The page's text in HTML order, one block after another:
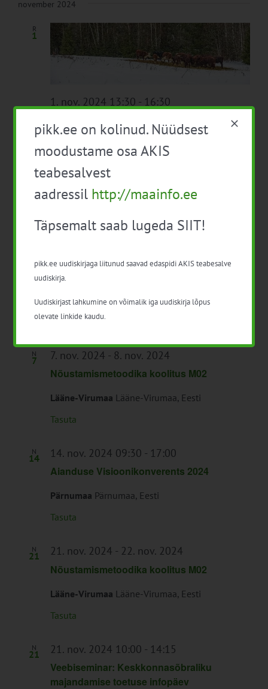
november 2024
R
1
1. nov. 2024 13:30 - 16:30
söötmine
Veebis, Eesti
Tasuta
6
Infopäev: põllumuldade ja
uuringutest ja tulemustest (METK,
Saaremaa)
SaaremaaSaaremaa
Tasuta
N
7 7. nov. 2024 - 8. nov. 2024
Nõustamismetoodika koolitus M02
Lääne-Virumaa Lääne-Virumaa, Eesti
Tasuta
N
14 14. nov. 2024 09:30 - 17:00
Aianduse Visioonikonverents 2024
Pärnumaa Pärnumaa, Eesti
Tasuta
N
21 21. nov. 2024 - 22. nov. 2024
Nõustamismetoodika koolitus M02
Lääne-Virumaa Lääne-Virumaa, Eesti
Tasuta
N
21 21. nov. 2024 10:00 - 14:15
Veebiseminar: Keskkonnasõbraliku
majandamise toetuse infopäev
pikk.ee on kolinud. Nüüdsest
moodustame osa AKIS
teabesalvest
aadressil http://maainfo.ee
Täpsemalt saab lugeda SIIT!
pikk.ee uudiskirjaga liitunud saavad edaspidi AKIS teabesalve
uudiskirja.
Uudiskirjast lahkumine on võimalik iga uudiskirja lõpus
olevate linkide kaudu.